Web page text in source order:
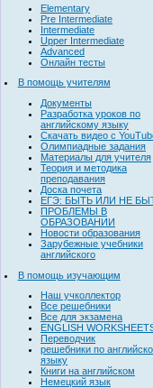
Elementary
Pre Intermediate
Intermediate
Upper Intermediate
Advanced
Онлайн тесты
В помощь учителям
Документы
Разработка уроков по
английскому языку
Скачать видео с
Олимпиадные задания
Материалы для учителя
Теория и методика
преподавания
Доска почета
ЕГЭ: БЫТЬ ИЛИ НЕ
ПРОБЛЕМЫ В
ОБРАЗОВАНИИ
Новости образования
Зарубежные учебники
английского
В помощь изучающим
Наш учколлектор
Все решебники
Все для экзамена
ENGLISH
Переводчик
решебники по
языку
Книги на английском
Немецкий язык